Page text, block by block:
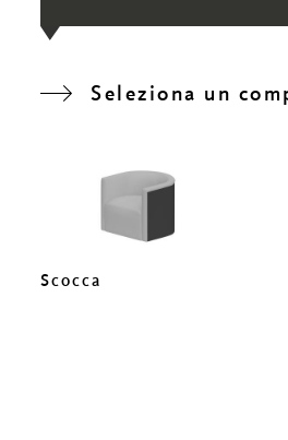
Seleziona un
Scocca